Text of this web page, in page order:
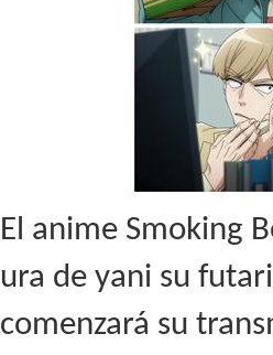
El anime Smoking
ura de yani su
comenzará su